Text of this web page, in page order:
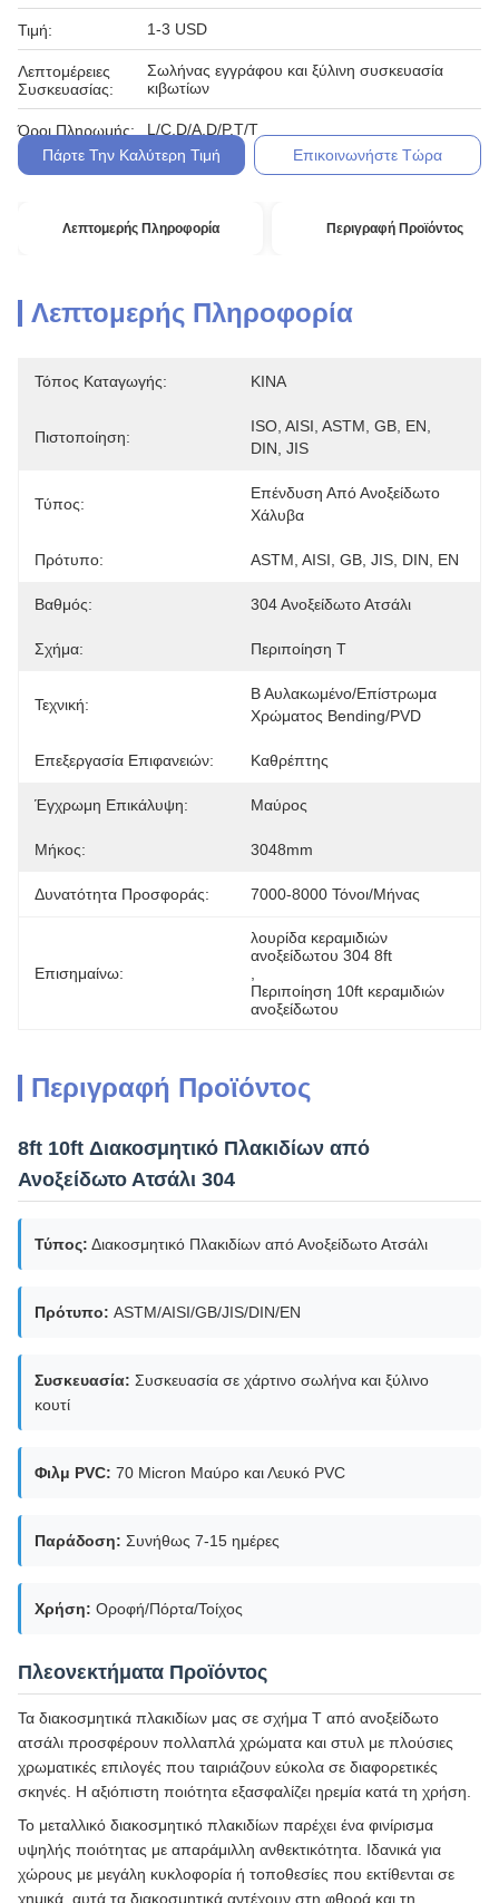
Τιμή: 1-3 USD
Λεπτομέρειες
Συσκευασίας:
Σωλήνας εγγράφου και ξύλινη συσκευασία
κιβωτίων
Όροι Πληρωμής:
L/C,D/A,D/P,T/T
Πάρτε Την Καλύτερη Τιμή
Επικοινωνήστε Τώρα
Λεπτομερής Πληροφορία Περιγραφή Προϊόντος
Λεπτομερής Πληροφορία
Τόπος Καταγωγής: ΚΙΝΑ
Πιστοποίηση:
ISO, AISI, ASTM, GB, EN,
DIN, JIS
Τύπος:
Επένδυση Από Ανοξείδωτο
Χάλυβα
Πρότυπο: ASTM, AISI, GB, JIS, DIN, EN
Βαθμός: 304 Ανοξείδωτο Ατσάλι
Σχήμα: Περιποίηση Τ
Τεχνική:
Β Αυλακωμένο/επίστρωμα
Χρώματος Bending/PVD
Επεξεργασία Επιφανειών: Καθρέπτης
Έγχρωμη Επικάλυψη: Μαύρος
Μήκος: 3048mm
Δυνατότητα Προσφοράς: 7000-8000 Τόνοι/μήνας
Επισημαίνω:
λουρίδα κεραμιδιών
ανοξείδωτου 304 8ft
Περιποίηση 10ft κεραμιδιών
ανοξείδωτου
Περιγραφή Προϊόντος
8ft 10ft Διακοσμητικό Πλακιδίων από
Ανοξείδωτο Ατσάλι 304
Τύπος: Διακοσμητικό Πλακιδίων από Ανοξείδωτο Ατσάλι
Πρότυπο: ASTM/AISI/GB/JIS/DIN/EN
Συσκευασία: Συσκευασία σε χάρτινο σωλήνα και ξύλινο
κουτί
Φιλμ PVC: 70 Micron Μαύρο και Λευκό PVC
Παράδοση: Συνήθως 7-15 ημέρες
Χρήση: Οροφή/Πόρτα/Τοίχος
Πλεονεκτήματα Προϊόντος
Τα διακοσμητικά πλακιδίων μας σε σχήμα Τ από ανοξείδωτο
ατσάλι προσφέρουν πολλαπλά χρώματα και στυλ με πλούσιες
χρωματικές επιλογές που ταιριάζουν εύκολα σε διαφορετικές
σκηνές. Η αξιόπιστη ποιότητα εξασφαλίζει ηρεμία κατά τη χρήση.
Το μεταλλικό διακοσμητικό πλακιδίων παρέχει ένα φινίρισμα
υψηλής ποιότητας με απαράμιλλη ανθεκτικότητα. Ιδανικά για
χώρους με μεγάλη κυκλοφορία ή τοποθεσίες που εκτίθενται σε
χημικά, αυτά τα διακοσμητικά αντέχουν στη φθορά και τη